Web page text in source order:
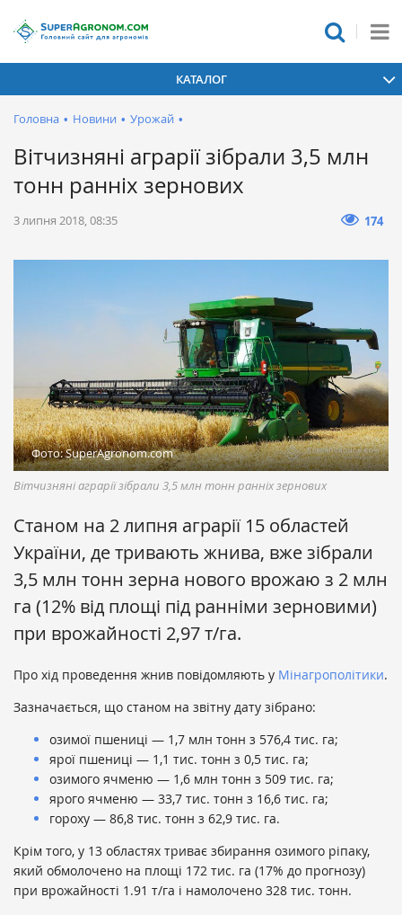
КАТАЛОГ
Головна • Новини • Урожай •
Вітчизняні аграрії зібрали 3,5 млн
тонн ранніх зернових
3 липня 2018, 08:35 174
Фото: SuperAgronom.com
Вітчизняні аграрії зібрали 3,5 млн тонн ранніх зернових
Станом на 2 липня аграрії 15 областей
України, де тривають жнива, вже зібрали
3,5 млн тонн зерна нового врожаю з 2 млн
га (12% від площі під ранніми зерновими)
при врожайності 2,97 т/га.
Про хід проведення жнив повідомляють у Мінагрополітики.
Зазначається, що станом на звітну дату зібрано:
озимої пшениці — 1,7 млн тонн з 576,4 тис. га;
ярої пшениці — 1,1 тис. тонн з 0,5 тис. га;
озимого ячменю — 1,6 млн тонн з 509 тис. га;
ярого ячменю — 33,7 тис. тонн з 16,6 тис. га;
гороху — 86,8 тис. тонн з 62,9 тис. га.
Крім того, у 13 областях триває збирання озимого ріпаку,
який обмолочено на площі 172 тис. га (17% до прогнозу)
при врожайності 1.91 т/га і намолочено 328 тис. тонн.